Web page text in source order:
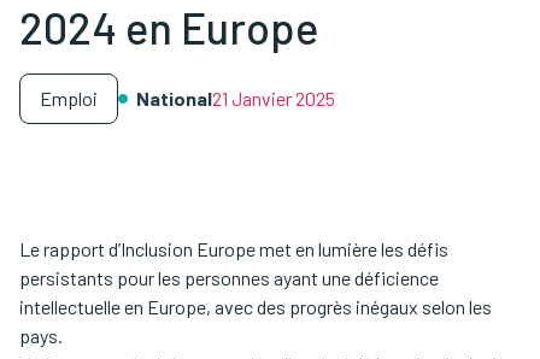
2024 en Europe
Emploi National21 Janvier 2025
Le rapport d’Inclusion Europe met en lumière les défis
persistants pour les personnes ayant une déficience
intellectuelle en Europe, avec des progrès inégaux selon les
pays.